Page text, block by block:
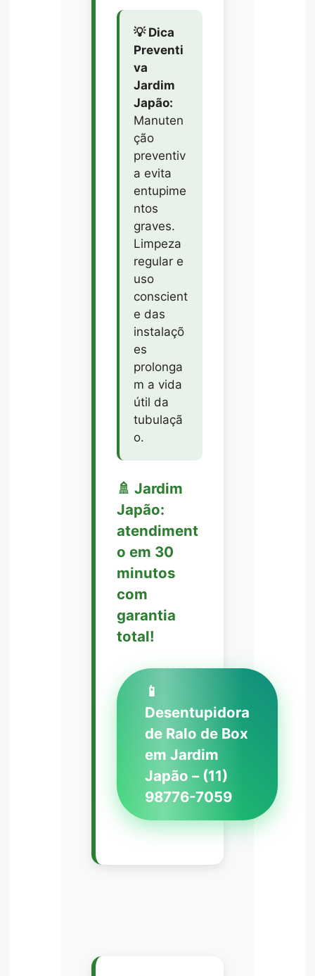
💡 Dica
Preventi
va
Jardim
Japão:
Manuten
ção
preventiv
a evita
entupime
ntos
graves.
Limpeza
regular e
uso
conscient
e das
instalaçõ
es
prolonga
m a vida
útil da
tubulaçã
o.
🚿 Jardim
Japão:
atendiment
o em 30
minutos
com
garantia
total!
📱
Desentupidora
de Ralo de Box
em Jardim
Japão – (11)
98776-7059